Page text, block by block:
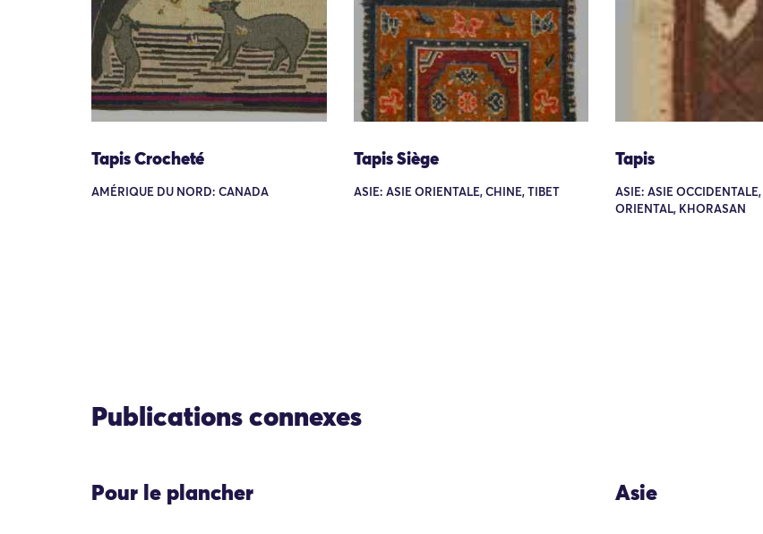
Tapis Crocheté
AMÉRIQUE DU NORD: CANADA
Tapis Siège
ASIE: ASIE ORIENTALE, CHINE, TIBET
Tapis
ASIE: ASIE
ORIENTAL, KHORASAN
Publications connexes
Pour le plancher Asie